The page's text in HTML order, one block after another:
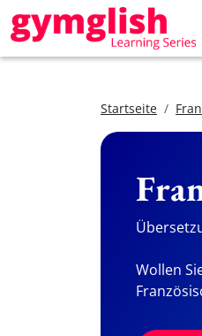
Startseite
Wollen